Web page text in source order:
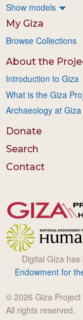
Show models
My Giza
Browse Collections
About the
Introduction to Giza
What is the Giza
Archaeology at Giza
Donate
Search
Contact
Digital Giza
Endowment for
© 2026 Giza
All rights reserved.